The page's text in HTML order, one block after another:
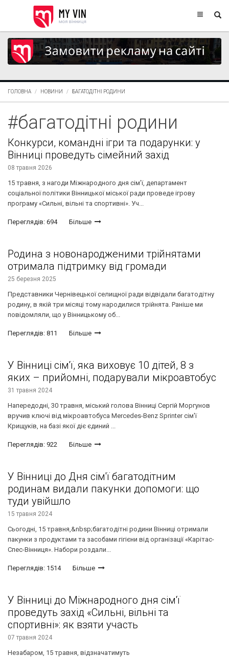
ГОЛОВНА НОВИНИ БАГАТОДІТНІ РОДИНИ
#багатодітні родини
Конкурси, командні ігри та подарунки: у
Вінниці проведуть сімейний захід
08 травня 2026
15 травня, з нагоди Міжнародного дня сім’ї, департамент
соціальної політики Вінницької міської ради проведе ігрову
програму «Сильні, вільні та спортивні». Уч...
Переглядів: 694 Більше
Родина з новонародженими трійнятами
отримала підтримку від громади
25 березня 2025
Представники Чернівецької селищної ради відвідали багатодітну
родину, в якій три місяці тому народилися трійнята. Раніше ми
повідомляли, що у Вінницькому об...
Переглядів: 811 Більше
У Вінниці сім'ї, яка виховує 10 дітей, 8 з
яких – прийомні, подарували мікроавтобус
31 травня 2024
Напередодні, 30 травня, міський голова Вінниці Сергій Моргунов
вручив ключі від мікроавтобуса Mercedes-Benz Sprinter сім'ї
Крищуків, на базі якої діє єдиний ...
Переглядів: 922 Більше
У Вінниці до Дня сім'ї багатодітним
родинам видали пакунки допомоги: що
туди увійшло
15 травня 2024
Сьогодні, 15 травня,&nbsp;багатодітні родини Вінниці отримали
пакунки з продуктами та засобами гігієни від організації «Карітас-
Спес-Вінниця». Набори роздали...
Переглядів: 1514 Більше
У Вінниці до Міжнародного дня сім'ї
проведуть захід «Сильні, вільні та
спортивні»: як взяти участь
07 травня 2024
Незабаром, 15 травня, відзначатимуть